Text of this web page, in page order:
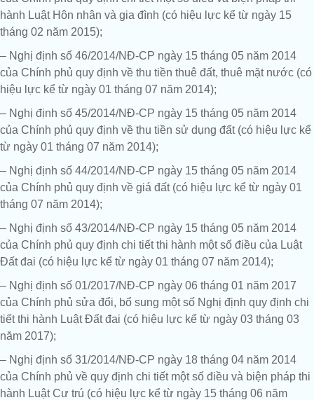
hành Luật Hôn nhân và gia đình (có hiệu lực kể từ ngày 15
tháng 02 năm 2015);
– Nghị định số 46/2014/NĐ-CP ngày 15 tháng 05 năm 2014
của Chính phủ quy định về thu tiền thuê đất, thuê mặt nước (có
hiệu lực kể từ ngày 01 tháng 07 năm 2014);
– Nghị định số 45/2014/NĐ-CP ngày 15 tháng 05 năm 2014
của Chính phủ quy định về thu tiền sử dụng đất (có hiệu lực kể
từ ngày 01 tháng 07 năm 2014);
– Nghị định số 44/2014/NĐ-CP ngày 15 tháng 05 năm 2014
của Chính phủ quy định về giá đất (có hiệu lực kể từ ngày 01
tháng 07 năm 2014);
– Nghị định số 43/2014/NĐ-CP ngày 15 tháng 05 năm 2014
của Chính phủ quy định chi tiết thi hành một số điều của Luật
Đất đai (có hiệu lực kể từ ngày 01 tháng 07 năm 2014);
– Nghị định số 01/2017/NĐ-CP ngày 06 tháng 01 năm 2017
của Chính phủ sửa đổi, bổ sung một số Nghị định quy định chi
tiết thi hành Luật Đất đai (có hiệu lực kể từ ngày 03 tháng 03
năm 2017);
– Nghị định số 31/2014/NĐ-CP ngày 18 tháng 04 năm 2014
của Chính phủ về quy định chi tiết một số điều và biện pháp thi
hành Luật Cư trú (có hiệu lực kể từ ngày 15 tháng 06 năm